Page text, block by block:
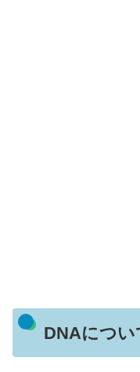
DNAについ